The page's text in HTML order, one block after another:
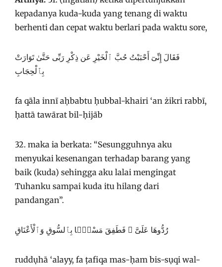
kepadanya kuda-kuda yang tenang di waktu
berhenti dan cepat waktu berlari pada waktu sore,
فَقَالَ إِنِّىٓ أَحْبَبْتُ حُبَّ ٱلْخَيْرِ عَن ذِكْرِ رَبِّى حَتَّىٰ تَوَارَتْ
بِٱلْحِجَابِ
fa qāla innī aḥbabtu ḥubbal-khairi ‘an żikri rabbī,
ḥattā tawārat bil-ḥijāb
32. maka ia berkata: “Sesungguhnya aku
menyukai kesenangan terhadap barang yang
baik (kuda) sehingga aku lalai mengingat
Tuhanku sampai kuda itu hilang dari
pandangan”.
رُدُّوهَا عَلَىَّ ۖ فَطَفِقَ مَسْحًۢا بِٱلسُّوقِ وَٱلْأَعْنَاقِ
ruddụhā ‘alayy, fa ṭafiqa mas-ḥam bis-sụqi wal-